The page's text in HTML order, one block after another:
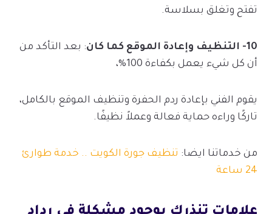
تفتح وتغلق بسلاسة.
10- التنظيف وإعادة الموقع كما كان
: بعد التأكد من
أن كل شيء يعمل بكفاءة 100%،
يقوم الفني بإعادة ردم الحفرة وتنظيف الموقع بالكامل،
تاركًا وراءه حماية فعالة وعملاً نظيفًا.
من خدماتنا ايضا: تنظيف جورة الكويت .. خدمة طوارئ
24 ساعة